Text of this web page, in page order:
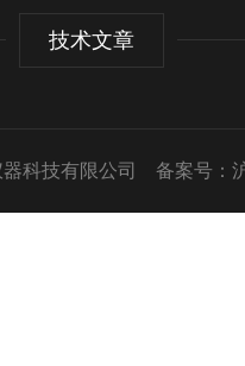
技术文章
科技有限公司 备案号：